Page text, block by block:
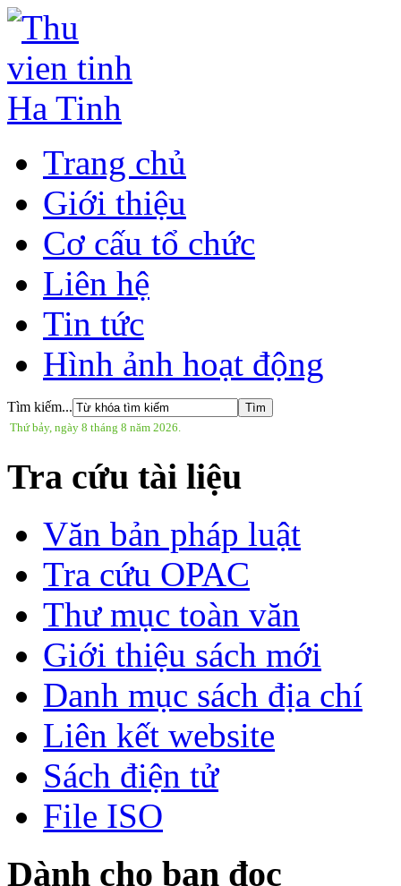
Trang chủ
Giới thiệu
Cơ cấu tổ chức
Liên hệ
Tin tức
Hình ảnh hoạt động
Tìm kiếm...
Thứ bảy, ngày 8 tháng 8 năm 2026.
Tra cứu tài liệu
Văn bản pháp luật
Tra cứu OPAC
Thư mục toàn văn
Giới thiệu sách mới
Danh mục sách địa chí
Liên kết website
Sách điện tử
File ISO
Dành cho bạn đọc